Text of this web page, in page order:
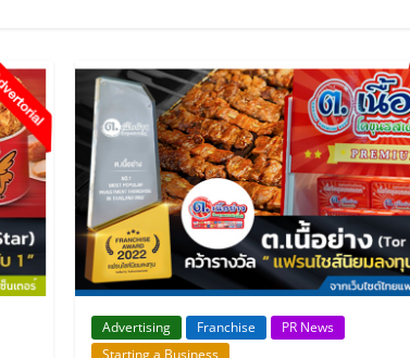
Advertising Franchise
PR News
Starting a Business